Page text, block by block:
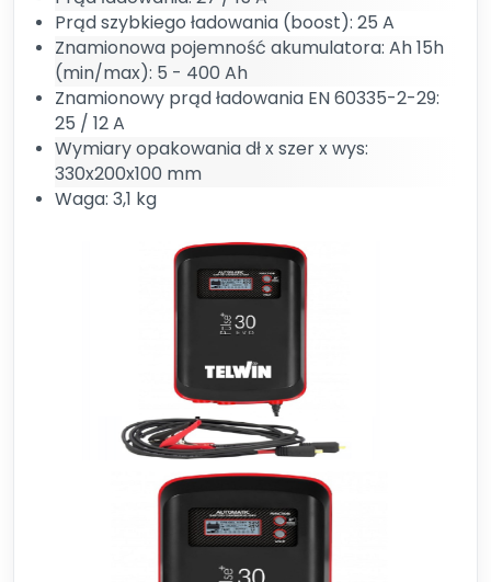
Prąd szybkiego ładowania (boost): 25 A
Znamionowa pojemność akumulatora: Ah 15h
(min/max): 5 - 400 Ah
Znamionowy prąd ładowania EN 60335-2-29:
25 / 12 A
Wymiary opakowania dł x szer x wys:
330x200x100 mm
Waga: 3,1 kg